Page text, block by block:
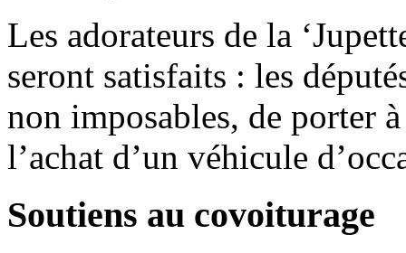
Les adorateurs de la
seront satisfaits : les
non imposables, de porter
l’achat d’un véhicule
Soutiens au covoiturage